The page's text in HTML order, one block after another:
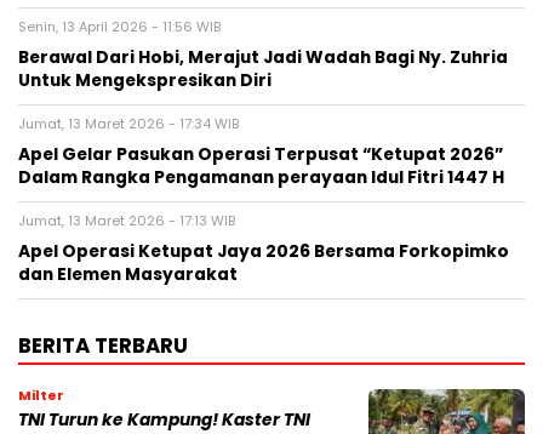
Senin, 13 April 2026 - 11:56 WIB
Berawal Dari Hobi, Merajut Jadi Wadah Bagi Ny. Zuhria
Untuk Mengekspresikan Diri
Jumat, 13 Maret 2026 - 17:34 WIB
Apel Gelar Pasukan Operasi Terpusat “Ketupat 2026”
Dalam Rangka Pengamanan perayaan Idul Fitri 1447 H
Jumat, 13 Maret 2026 - 17:13 WIB
Apel Operasi Ketupat Jaya 2026 Bersama Forkopimko
dan Elemen Masyarakat
BERITA TERBARU
Milter
TNI Turun ke Kampung! Kaster TNI